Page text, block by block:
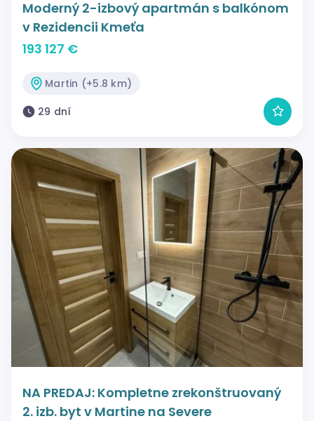
Moderný 2-izbový apartmán s balkónom
v Rezidencii Kmeťa
193 127 €
Martin (+5.8 km)
29 dní
NA PREDAJ: Kompletne zrekonštruovaný
2. izb. byt v Martine na Severe